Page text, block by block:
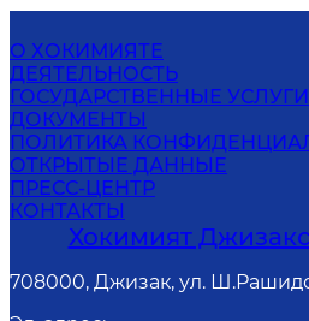
О ХОКИМИЯТЕ
ДЕЯТЕЛЬНОСТЬ
ГОСУДАРСТВЕННЫЕ УСЛУГИ
ДОКУМЕНТЫ
ПОЛИТИКА
ОТКРЫТЫЕ ДАННЫЕ
ПРЕСС-ЦЕНТР
КОНТАКТЫ
Хокимият
708000, Джизак, ул.